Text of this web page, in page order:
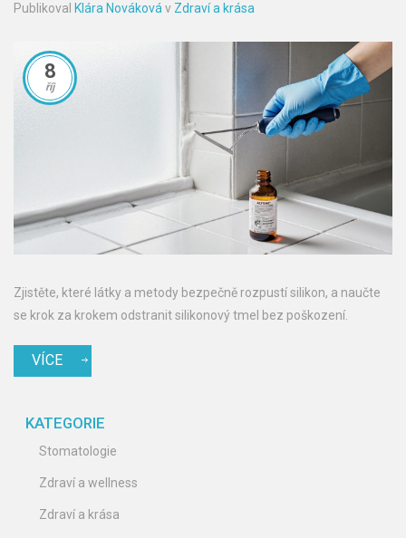
Publikoval Klára Nováková v Zdraví a krása
8
říj
Zjistěte, které látky a metody bezpečně rozpustí silikon, a naučte
se krok za krokem odstranit silikonový tmel bez poškození.
VÍCE
KATEGORIE
Stomatologie
Zdraví a wellness
Zdraví a krása